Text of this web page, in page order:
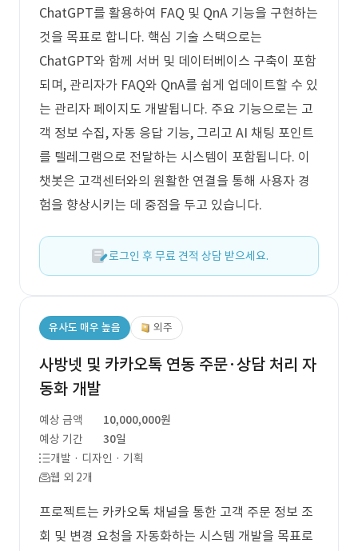
ChatGPT를 활용하여 FAQ 및 QnA 기능을 구현하는
것을 목표로 합니다. 핵심 기술 스택으로는
ChatGPT와 함께 서버 및 데이터베이스 구축이 포함
되며, 관리자가 FAQ와 QnA를 쉽게 업데이트할 수 있
는 관리자 페이지도 개발됩니다. 주요 기능으로는 고
객 정보 수집, 자동 응답 기능, 그리고 AI 채팅 포인트
를 텔레그램으로 전달하는 시스템이 포함됩니다. 이
챗봇은 고객센터와의 원활한 연결을 통해 사용자 경
험을 향상시키는 데 중점을 두고 있습니다.
로그인 후 무료 견적 상담 받으세요.
유사도 매우 높음 외주
사방넷 및 카카오톡 연동 주문·상담 처리 자
동화 개발
예상 금액
10,000,000원
예상 기간
30일
개발 · 디자인 · 기획
웹 외 2개
프로젝트는 카카오톡 채널을 통한 고객 주문 정보 조
회 및 변경 요청을 자동화하는 시스템 개발을 목표로